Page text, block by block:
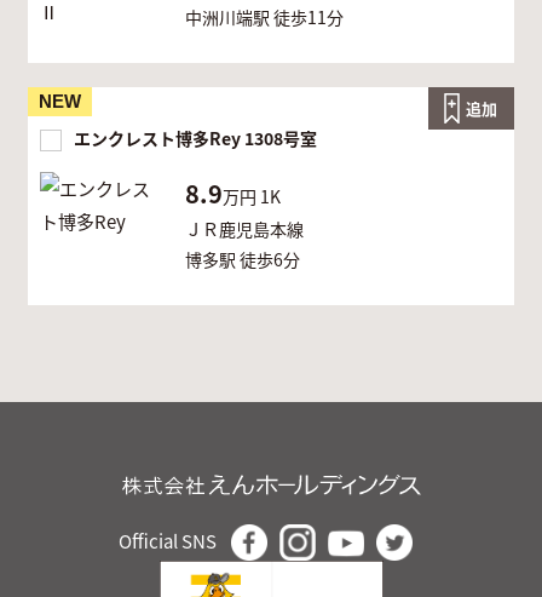
中洲川端駅 徒歩11分
NEW
エンクレスト博多Rey 1308号室
8.9万円 1K
ＪＲ鹿児島本線
博多駅 徒歩6分
追加
Official SNS